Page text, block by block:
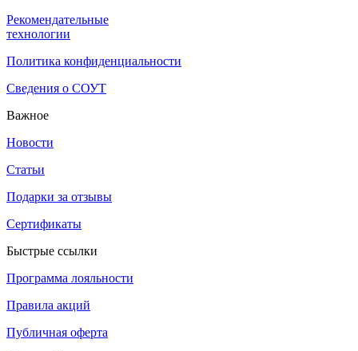
Рекомендательные
технологии
Политика конфиденциальности
Сведения о СОУТ
Важное
Новости
Статьи
Подарки за отзывы
Сертификаты
Быстрые ссылки
Программа лояльности
Правила акций
Публичная оферта